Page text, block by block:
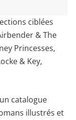
ciblées
& The
Princesses,
& Key,
catalogue
illustrés et